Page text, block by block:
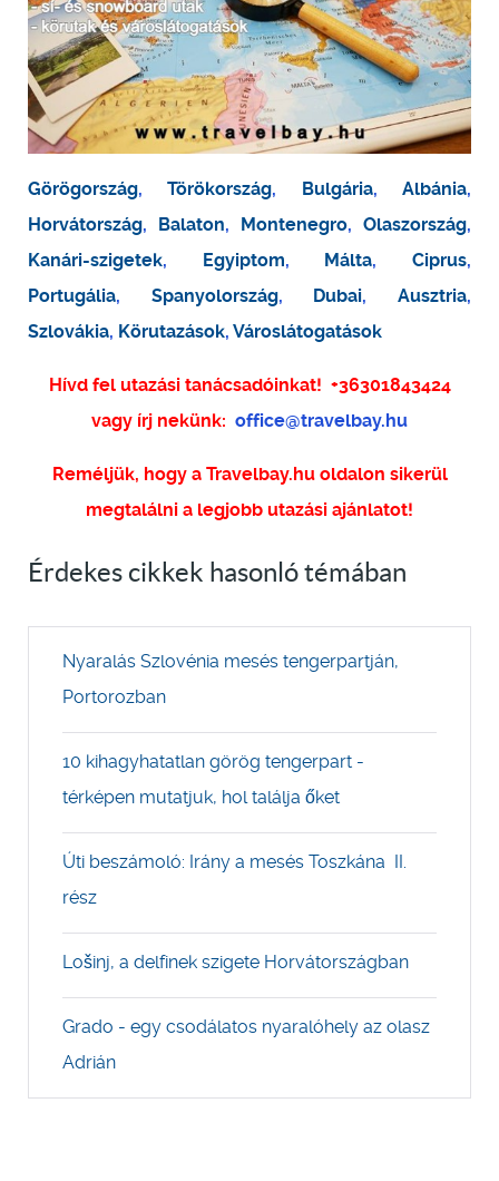
Görögország,Törökország, Bulgária,Albánia,
Horvátország, Balaton, Montenegro, Olaszország,
Kanári-szigetek, Egyiptom, Málta,Ciprus,
Portugália, Spanyolország, Dubai,Ausztria,
Szlovákia, Körutazások, Városlátogatások
Hívd fel utazási tanácsadóinkat! +36301843424
vagy írj nekünk: office@travelbay.hu
Reméljük, hogy a Travelbay.hu oldalon sikerül
megtalálni a legjobb utazási ajánlatot!
Érdekes cikkek hasonló témában
Nyaralás Szlovénia mesés tengerpartján,
Portorozban
10 kihagyhatatlan görög tengerpart -
térképen mutatjuk, hol találja őket
Úti beszámoló: Irány a mesés Toszkána II.
rész
Lošinj, a delfinek szigete Horvátországban
Grado - egy csodálatos nyaralóhely az olasz
Adrián